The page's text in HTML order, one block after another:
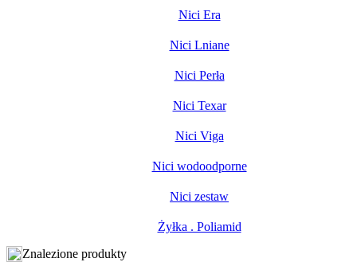
Nici Era
Nici Lniane
Nici Perła
Nici Texar
Nici Viga
Nici wodoodporne
Nici zestaw
Żyłka . Poliamid
Znalezione produkty